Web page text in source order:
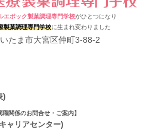
エポック製菓調理専門学校がひとつになり
製菓調理専門学校に生まれ変わりました
たま市大宮区仲町3-88-2
)
関係のお問合せ・ご案内】
ャリアセンター)